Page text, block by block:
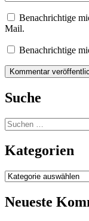
Benachrichtige
Mail.
Benachrichtige
Suche
Suchen
nach:
Kategorien
Kategorien
Neueste